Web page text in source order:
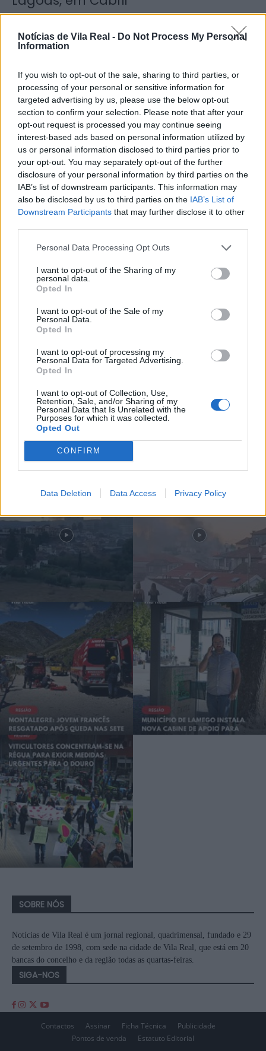
Notícias de Vila Real - Do Not Process My Personal
Information
If you wish to opt-out of the sale, sharing to third parties, or
processing of your personal or sensitive information for
targeted advertising by us, please use the below opt-out
section to confirm your selection. Please note that after your
opt-out request is processed you may continue seeing
interest-based ads based on personal information utilized by
us or personal information disclosed to third parties prior to
your opt-out. You may separately opt-out of the further
disclosure of your personal information by third parties on the
IAB’s list of downstream participants. This information may
also be disclosed by us to third parties on the IAB’s List of
Downstream Participants that may further disclose it to other
Personal Data Processing Opt Outs
I want to opt-out of the Sharing of my
personal data.
Opted In
I want to opt-out of the Sale of my
Personal Data.
Opted In
I want to opt-out of processing my
Personal Data for Targeted Advertising.
Opted In
I want to opt-out of Collection, Use,
Retention, Sale, and/or Sharing of my
Personal Data that Is Unrelated with the
Purposes for which it was collected.
Opted Out
CONFIRM
Data Deletion Data Access Privacy Policy
6 de Agosto, 2026
Município de Lamego instala nova
cabine de apoio para taxistas
6 de Agosto, 2026
Viticultores concentram-se na Régua
para exigir medidas urgentes para o
Douro
6 de Agosto, 2026
Compositor de Vila Real leva nova
obra ao Konzerthaus de Berlim...
Siga-nos no Instagram
SOBRE NÓS
Notícias de Vila Real é um jornal regional, quadrimensal, fundado e 29
de setembro de 1998, com sede na cidade de Vila Real, que está em 20
bancas do concelho e da região todas as quartas-feiras.
SIGA-NOS
Contactos Assinar Ficha Técnica
Publicidade
Pontos de venda
Estatuto Editorial